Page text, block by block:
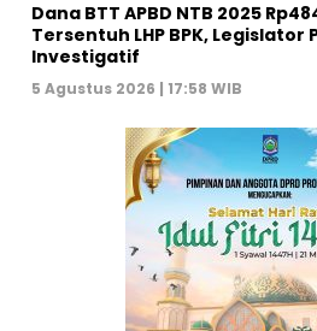
Dana BTT APBD NTB 2025
Tersentuh LHP BPK, Legislator
Investigatif
5 Agustus 2026 | 17:58 WIB